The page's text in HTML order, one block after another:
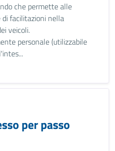
che permette alle
di facilitazioni nella
veicoli.
personale (utilizzabile
per passo